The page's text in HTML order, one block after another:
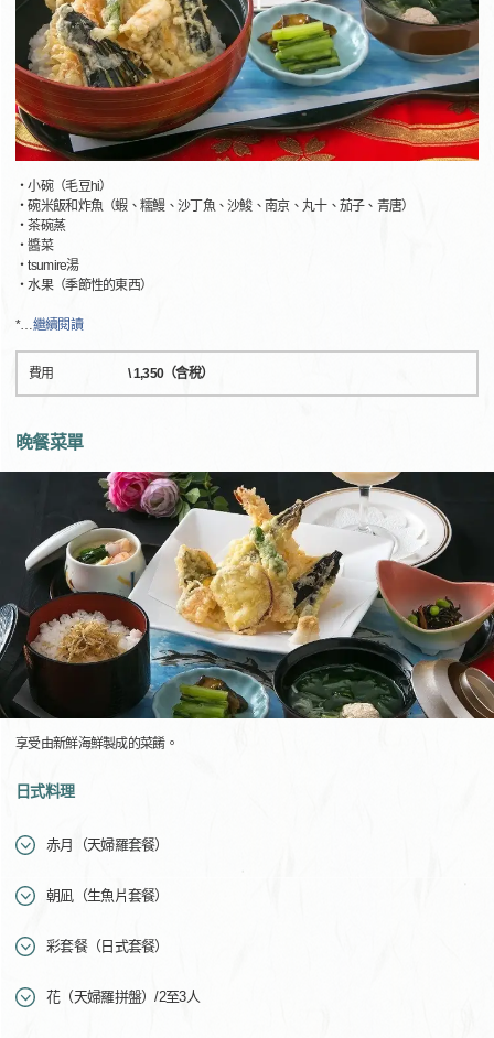
・小碗（毛豆hi）
・碗米飯和炸魚（蝦、糯鰻、沙丁魚、沙鮻、南京、丸十、茄子、青唐）
・茶碗蒸
・醬菜
・tsumire湯
・水果（季節性的東西）
*…繼續閱讀
費用 \ 1,350（含稅）
晚餐菜單
享受由新鮮海鮮製成的菜餚。
日式料理
赤月（天婦羅套餐）
朝凪（生魚片套餐）
彩套餐（日式套餐）
花（天婦羅拼盤）/2至3人